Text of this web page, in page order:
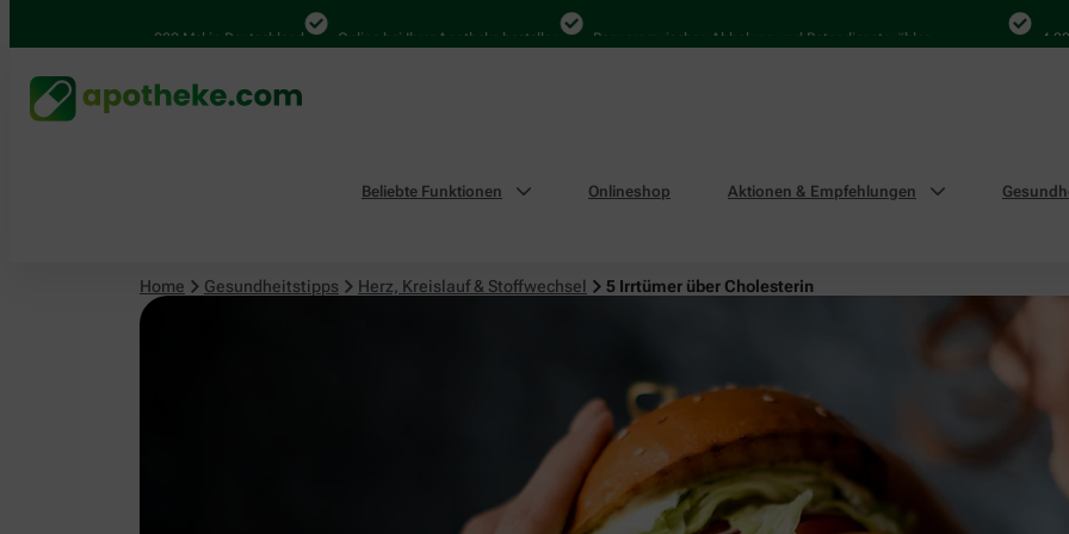
4.000 Mal in Deutschland Online bei Ihrer Apotheke bestellen Bequem zwischen Abholung und Botendienst wählen 4.000 Mal
Beliebte Funktionen Onlineshop Aktionen & Empfehlungen
Home Gesundheitstipps Herz, Kreislauf & Stoffwechsel 5 Irrtümer über Cholesterin
Herz, Kreislauf & Stoffwechsel